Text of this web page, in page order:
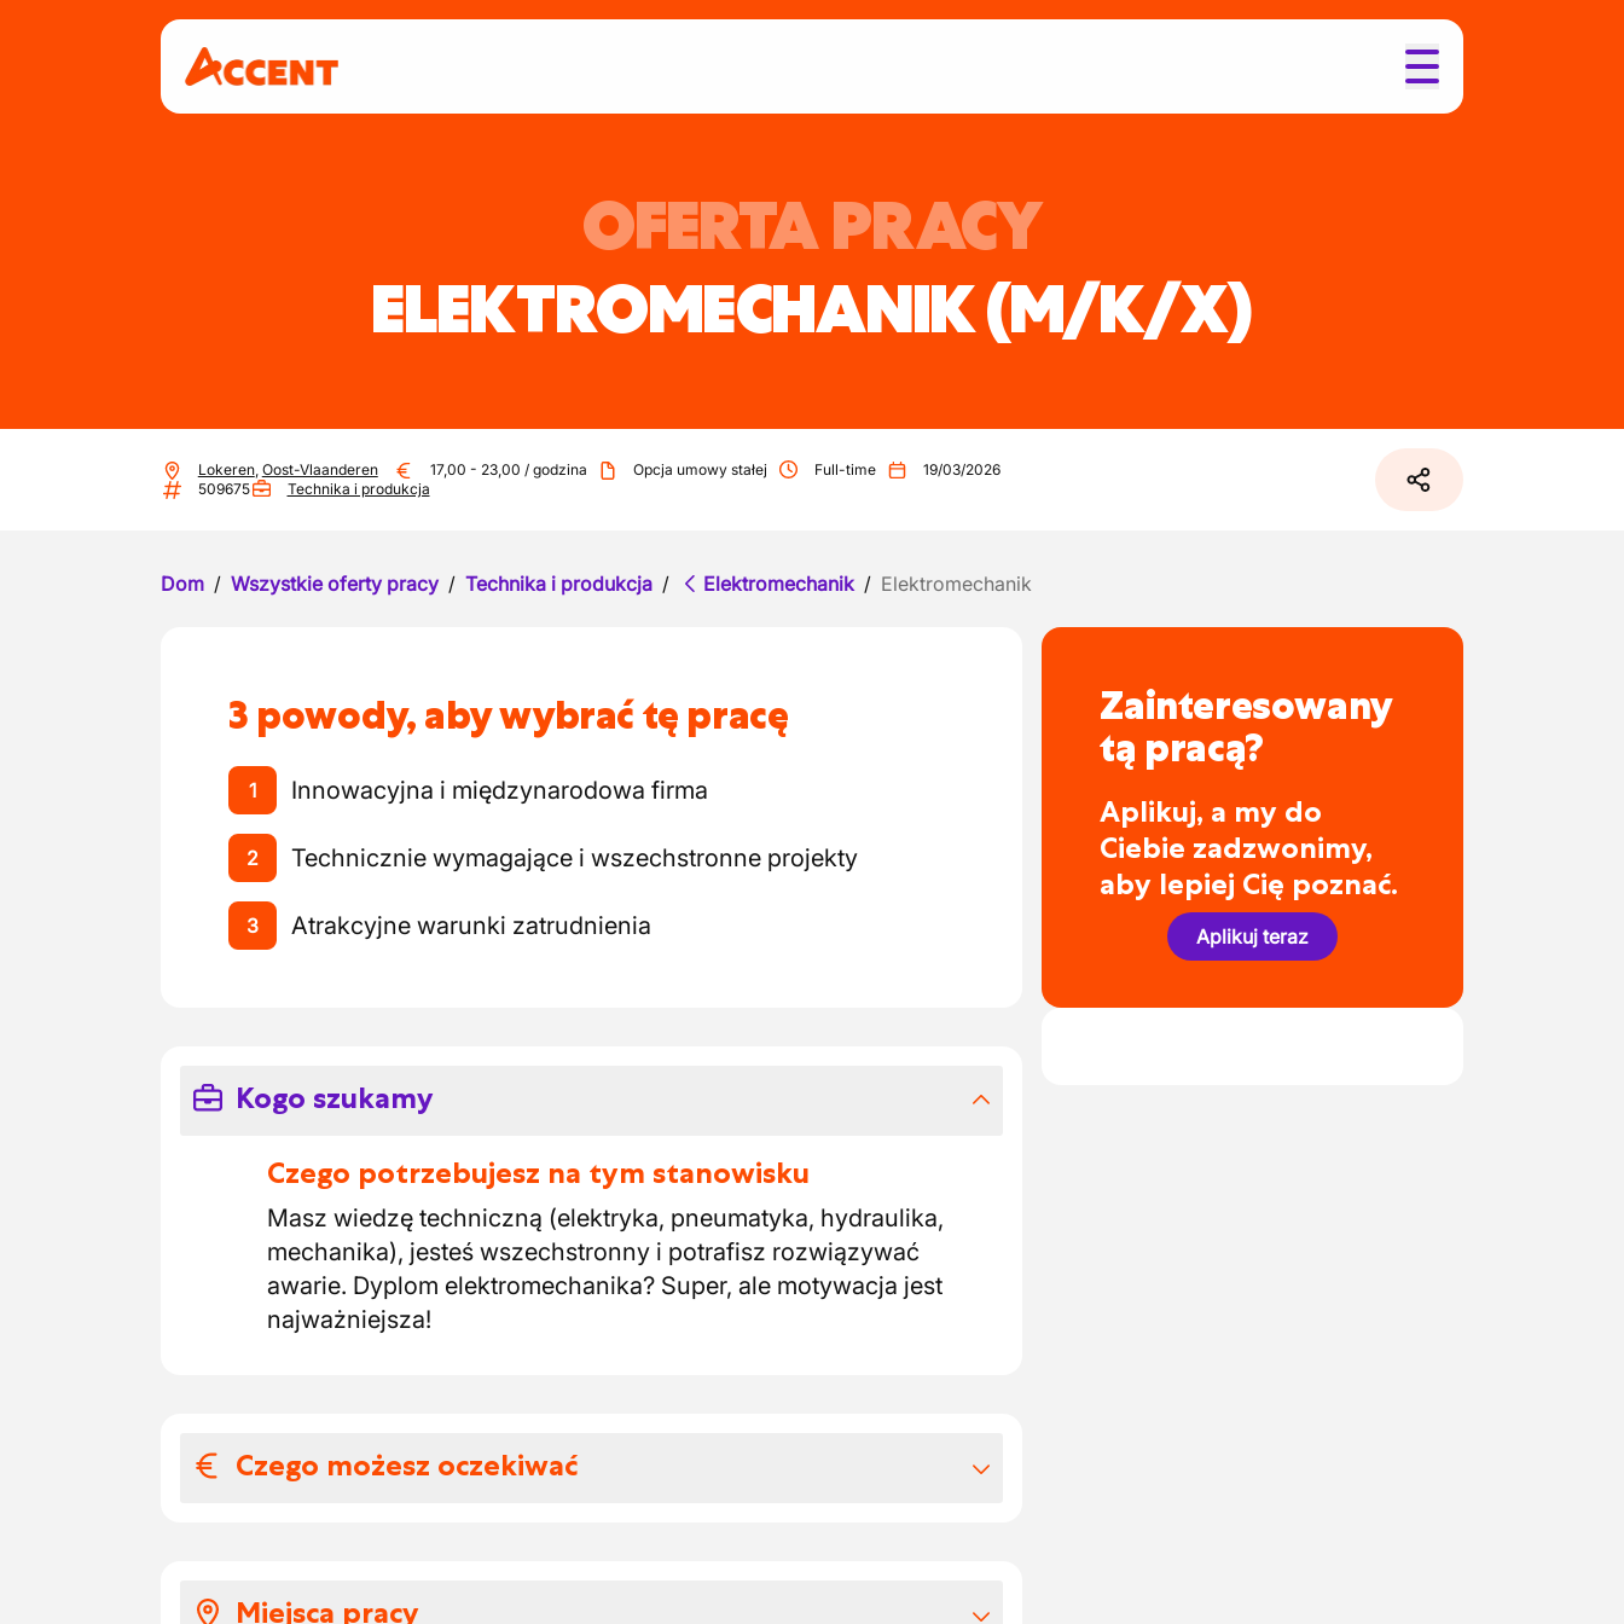
OFERTA PRACY
ELEKTROMECHANIK(M/K/X)
Lokeren, Oost-Vlaanderen 17,00 - 23,00 / godzina Opcja umowy stałej Full-time
19/03/2026
509675
Technika i produkcja
Dom / Wszystkie oferty pracy / Technika i produkcja / Elektromechanik / Elektromechanik
3 powody, aby wybrać tę pracę
1 Innowacyjna i międzynarodowa firma
2 Technicznie wymagające i wszechstronne projekty
3 Atrakcyjne warunki zatrudnienia
Kogo szukamy
Czego potrzebujesz na tym stanowisku
Masz wiedzę techniczną (elektryka, pneumatyka, hydraulika,
mechanika), jesteś wszechstronny i potrafisz rozwiązywać
awarie. Dyplom elektromechanika? Super, ale motywacja jest
najważniejsza!
Czego możesz oczekiwać
Miejsca pracy
Zainteresowany
tą pracą?
Aplikuj, a my do
Ciebie zadzwonimy,
aby lepiej Cię poznać.
Aplikuj teraz